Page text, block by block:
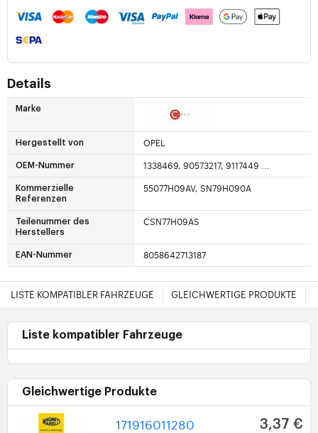
Details
Marke
Hergestellt von OPEL
OEM-Nummer 1338469, 90573217, 9117449 ...
Kommerzielle
Referenzen
55077H09AV, SN79H090A
Teilenummer des
Herstellers
CSN77H09AS
EAN-Nummer 8058642713187
LISTE KOMPATIBLER FAHRZEUGE GLEICHWERTIGE PRODUKTE
Liste kompatibler Fahrzeuge
Gleichwertige Produkte
171916011280 3,37 €